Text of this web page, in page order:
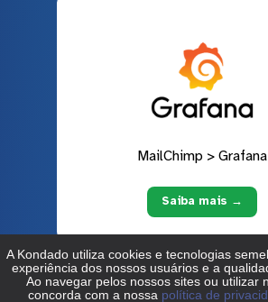
MailChimp > Grafana
Saiba mais →